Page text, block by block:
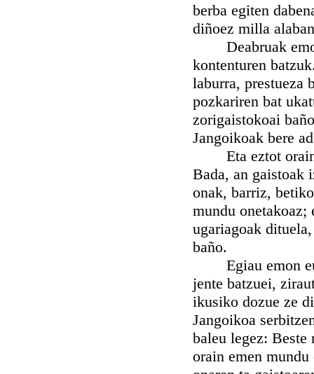
berba egiten
diñoez milla
Deabruak
kontenturen
laburra, prestueza
pozkariren bat
zorigaistokoai
Jangoikoak bere
Eta eztot orain
Bada, an gaistoak
onak, barriz,
mundu onetakoaz;
ugariagoak
baño.
Egiau emon
jente batzuei,
ikusiko dozue ze
Jangoikoa
baleu legez: Beste
orain emen mundu